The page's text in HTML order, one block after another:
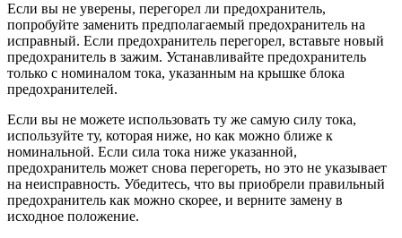
Если вы не уверены, перегорел ли предохранитель,
попробуйте заменить предполагаемый предохранитель на
исправный. Если предохранитель перегорел, вставьте новый
предохранитель в зажим. Устанавливайте предохранитель
только с номиналом тока, указанным на крышке блока
предохранителей.
Если вы не можете использовать ту же самую силу тока,
используйте ту, которая ниже, но как можно ближе к
номинальной. Если сила тока ниже указанной,
предохранитель может снова перегореть, но это не указывает
на неисправность. Убедитесь, что вы приобрели правильный
предохранитель как можно скорее, и верните замену в
исходное положение.